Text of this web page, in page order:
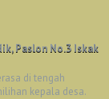
Paslon No.3 Iskak
di tengah
kepala desa.